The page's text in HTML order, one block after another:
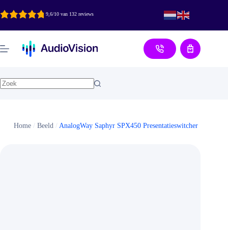
naar
inhoud
9,6/10 van 132 reviews
Aanvraag
Home/ Beeld/ AnalogWay Saphyr SPX450 Presentatieswitcher